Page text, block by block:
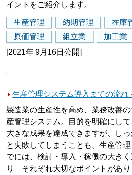
イントをご紹介します。
生産管理 納期管理 在庫
原価管理
組立業 加工業
[2021年 9月16日公開]
生産管理システム導入までの流れ
製造業の生産性を高め、業務改善
産管理システム。目的を明確にし
大きな成果を達成できますが、し
と失敗してしまうことも。生産管
でには、検討・導入・稼働の大き
り、それぞれ大切なポイントがあ